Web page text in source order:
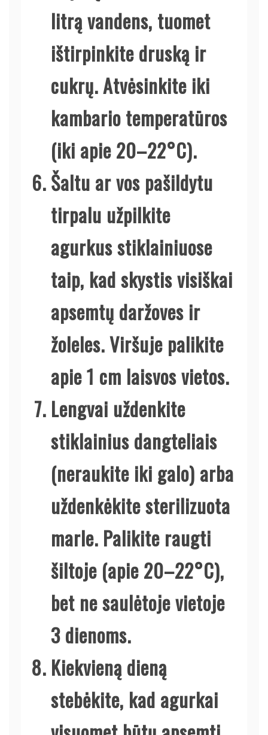
litrą vandens, tuomet
ištirpinkite druską ir
cukrų. Atvėsinkite iki
kambario temperatūros
(iki apie 20–22°C).
Šaltu ar vos pašildytu
tirpalu užpilkite
agurkus stiklainiuose
taip, kad skystis visiškai
apsemtų daržoves ir
žoleles. Viršuje palikite
apie 1 cm laisvos vietos.
Lengvai uždenkite
stiklainius dangteliais
(neraukite iki galo) arba
uždenkėkite sterilizuota
marle. Palikite raugti
šiltoje (apie 20–22°C),
bet ne saulėtoje vietoje
3 dienoms.
Kiekvieną dieną
stebėkite, kad agurkai